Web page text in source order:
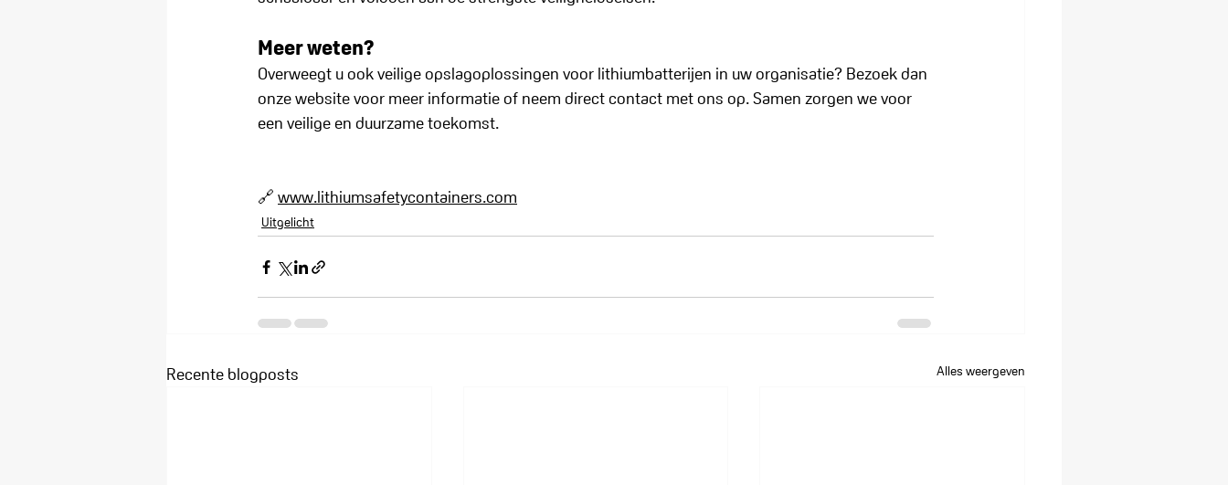
Meer weten?
Overweegt u ook veilige opslagoplossingen voor lithiumbatterijen in uw organisatie? Bezoek dan
onze website voor meer informatie of neem direct contact met ons op. Samen zorgen we voor
een veilige en duurzame toekomst.
🔗 www.lithiumsafetycontainers.com
Uitgelicht
Recente blogposts Alles weergeven